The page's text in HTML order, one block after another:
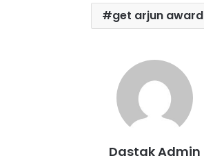
e
r
e
get arjun award
Dastak Admin